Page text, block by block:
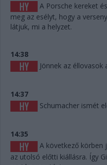
A Porsche kereket
meg az esélyt, hogy a
látjuk, mi a helyzet.
14:38
Jönnek az éllovasok
14:37
Schumacher ismét
14:35
A következő körben
az utolsó előtti kiállásra. Így